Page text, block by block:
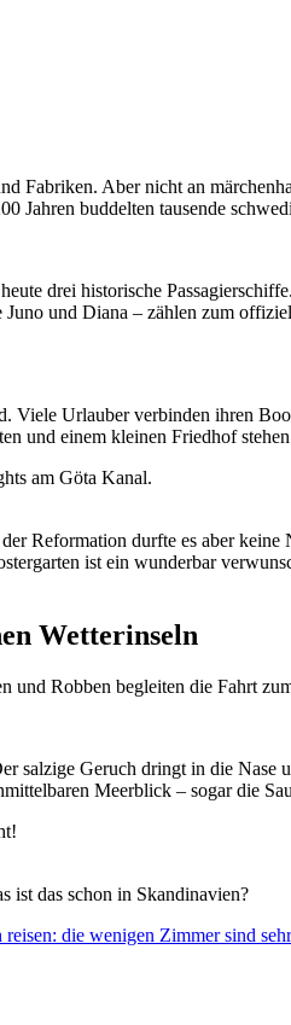
Fabriken. Aber nicht an
Jahren buddelten tausende
drei historische
und Diana – zählen zum
Viele Urlauber verbinden ihren
und einem kleinen Friedhof
Reformation durfte es aber
ist ein wunderbar
Wetterinseln
und Robben begleiten die Fahrt
salzige Geruch dringt in die
Meerblick – sogar die
ist das schon in Skandinavien?
die wenigen Zimmer sind